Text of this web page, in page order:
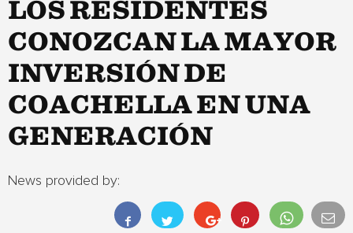
LOS RESIDENTES
CONOZCAN LA MAYOR
INVERSIÓN DE
COACHELLA EN UNA
GENERACIÓN
News provided by: